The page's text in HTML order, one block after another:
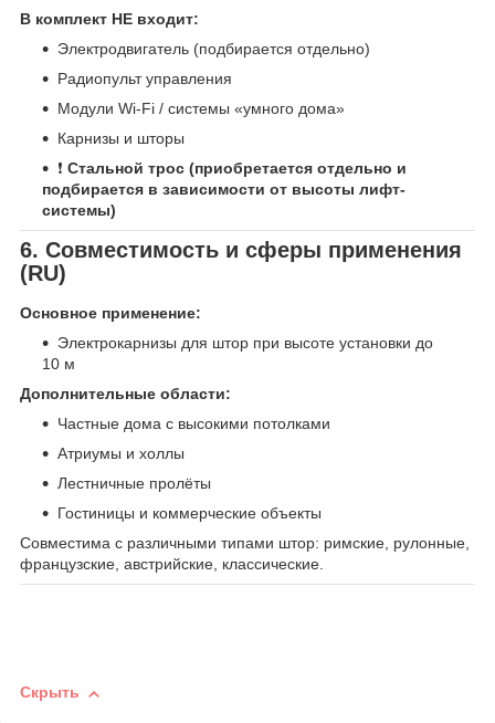
В комплект НЕ входит:
Электродвигатель (подбирается отдельно)
Радиопульт управления
Модули Wi-Fi / системы «умного дома»
Карнизы и шторы
❗ Стальной трос (приобретается отдельно и
подбирается в зависимости от высоты лифт-
системы)
6. Совместимость и сферы применения
(RU)
Основное применение:
Электрокарнизы для штор при высоте установки до
10 м
Дополнительные области:
Частные дома с высокими потолками
Атриумы и холлы
Лестничные пролёты
Гостиницы и коммерческие объекты
Совместима с различными типами штор: римские, рулонные,
французские, австрийские, классические.
Скрыть